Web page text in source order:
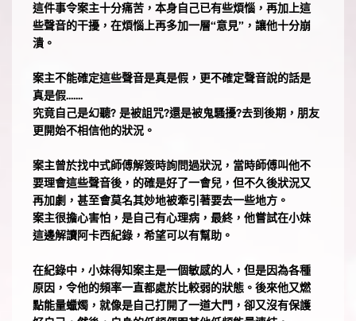
這件事令案主十分痛苦，本身自己已有些煩惱，再加上這
些聲音的干擾，在煩惱上再多加一層“意見”，讓他十分崩
潰。
案主不能確定這些聲音是真是假，更不確定聲音說的話是
真是假.......
究竟自己是幻聽? 是被詛咒?還是被鬼騷擾?去到後期，朋友
更開始不相信他的狀況。
案主曾於找中式師傅解簽時詢問過狀況，當時師傅叫他不
要理會這些聲音後，的確是好了一會兒，但不久後狀況又
再加劇，甚至會莫名其妙地被牽引著要去一些地方。
案主很擔心害怕，是自己有心理病，最終，他嘗試在小妹
這邊解讀阿卡西紀錄，希望可以有幫助。
在紀錄中，小妹得知案主是一個敏感的人，但是因為各種
原因，令他的頻率一直都處於比較弱的狀態。後來他又燃
點能量蠟燭，就像是自己打開了一道大門，卻又沒有保護